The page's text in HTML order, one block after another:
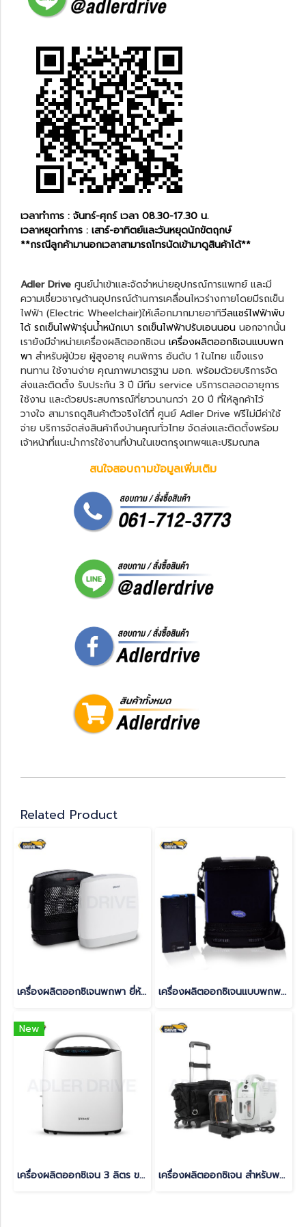
เวลาทำการ : จันทร์-ศุกร์ เวลา 08.30-17.30 น.
เวลาหยุดทำการ : เสาร์-อาทิตย์และวันหยุดนักขัตฤกษ์
**กรณีลูกค้ามานอกเวลาสามารถโทรนัดเข้ามาดูสินค้าได้**
Adler Drive ศูนย์นำเข้าและจัดจำหน่ายอุปกรณ์การแพทย์ และมี
ความเชี่ยวชาญด้านอุปกรณ์ด้านการเคลื่อนไหวร่างกายโดยมีรถเข็น
ไฟฟ้า (Electric Wheelchair)ให้เลือกมากมายอาทิวีลแชร์ไฟฟ้าพับ
ได้ รถเข็นไฟฟ้ารุ่นน้ำหนักเบา รถเข็นไฟฟ้าปรับเอนนอน นอกจากนั้น
เรายังมีจำหน่ายเครื่องผลิตออกซิเจน เครื่องผลิตออกซิเจนแบบพก
พา สำหรับผู้ป่วย ผู้สูงอายุ คนพิการ อันดับ 1 ในไทย แข็งแรง
ทนทาน ใช้งานง่าย คุณภาพมาตรฐาน มอก. พร้อมด้วยบริการจัด
ส่งและติดตั้ง รับประกัน 3 ปี มีทีม service บริการตลอดอายุการ
ใช้งาน และด้วยประสบการณ์ที่ยาวนานกว่า 20 ปี ที่ให้ลูกค้าไว้
วางใจ สามารถดูสินค้าตัวจริงได้ที่ ศูนย์ Adler Drive ฟรีไม่มีค่าใช้
จ่าย บริการจัดส่งสินค้าถึงบ้านคุณทั่วไทย จัดส่งและติดตั้งพร้อม
เจ้าหน้าที่แนะนำการใช้งานที่บ้านในเขตกรุงเทพฯและปริมณฑล
สนใจสอบถามข้อมูลเพิ่มเติม
Related Product
เครื่องผลิตออกซิเจนพกพา ยี่ห้อ Yuwell รุ่น Spirit-3 เครื่องผลิตออกซิเจนแบบพกพา Invacare รุ่น Platinum mobile รับประกัน 2 ปี
New
เครื่องผลิตออกซิเจน 3 ลิตร ขนาดเล็ก yuwell(copy)(copy) เครื่องผลิตออกซิเจน สำหรับพกพา อเมริกา Devilbiss(copy)(copy)(copy)